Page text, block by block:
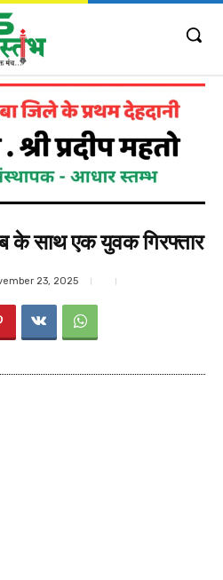
के साथ एक युवक गिरफ्तार
23, 2025